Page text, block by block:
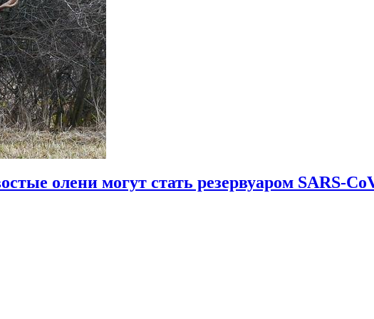
олени могут стать резервуаром SARS-